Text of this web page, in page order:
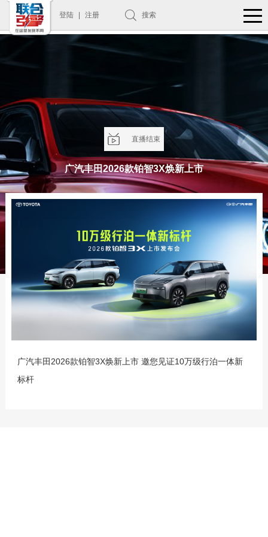
登陆 注册 搜索
直播结束
广汽丰田2026款铂智3X焕新上市
广汽丰田2026款铂智3X焕新上市 邀您见证10万级行泊一体新
标杆